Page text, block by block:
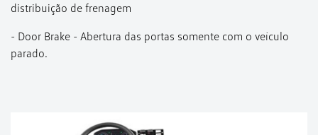
distribuição de frenagem
- Door Brake - Abertura das portas somente com o veículo
parado.